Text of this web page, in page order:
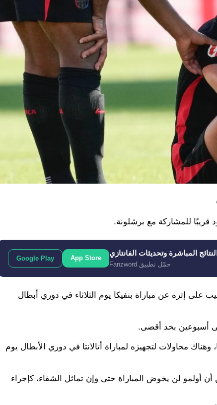
قريبًا للمشاركة مع برشلونة.
المباشرة وتحديثات الفانتازي
حمّل تطبيق Fanzword
App Store
Google Play
إثره عن مباراة بنفيكا يوم الثلاثاء في دوري أبطال
في الليجا، وهناك محاولات لتجهيزه لمباراة أتالانتا في دوري الأبطال يوم
أولمو لن يخوض المباراة حتى وإن تماثل الشفاء، كإجراء